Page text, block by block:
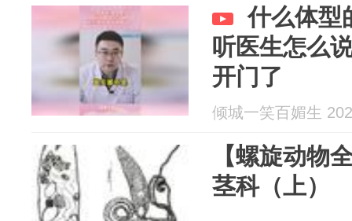
什么体型
听医生怎么
开门了
倾城一笑百媚生
【螺旋动物
茎科（上）